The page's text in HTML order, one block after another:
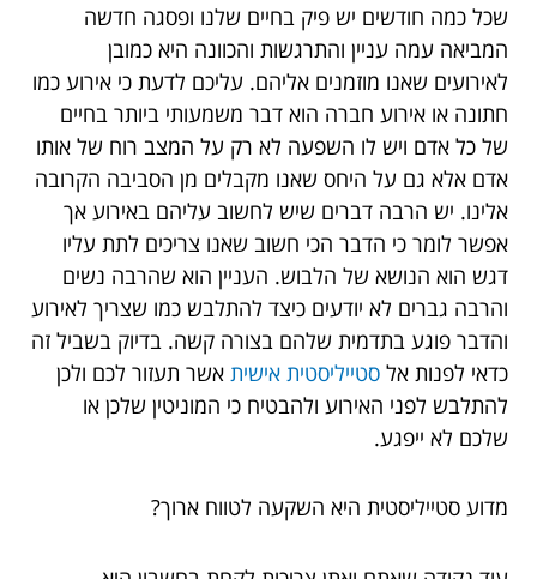
שכל כמה חודשים יש פיק בחיים שלנו ופסגה חדשה
המביאה עמה עניין והתרגשות והכוונה היא כמובן
לאירועים שאנו מוזמנים אליהם. עליכם לדעת כי אירוע כמו
חתונה או אירוע חברה הוא דבר משמעותי ביותר בחיים
של כל אדם ויש לו השפעה לא רק על המצב רוח של אותו
אדם אלא גם על היחס שאנו מקבלים מן הסביבה הקרובה
אלינו. יש הרבה דברים שיש לחשוב עליהם באירוע אך
אפשר לומר כי הדבר הכי חשוב שאנו צריכים לתת עליו
דגש הוא הנושא של הלבוש. העניין הוא שהרבה נשים
והרבה גברים לא יודעים כיצד להתלבש כמו שצריך לאירוע
והדבר פוגע בתדמית שלהם בצורה קשה. בדיוק בשביל זה
כדאי לפנות אל סטייליסטית אישית אשר תעזור לכם ולכן
להתלבש לפני האירוע ולהבטיח כי המוניטין שלכן או
שלכם לא ייפגע.
מדוע סטייליסטית היא השקעה לטווח ארוך?